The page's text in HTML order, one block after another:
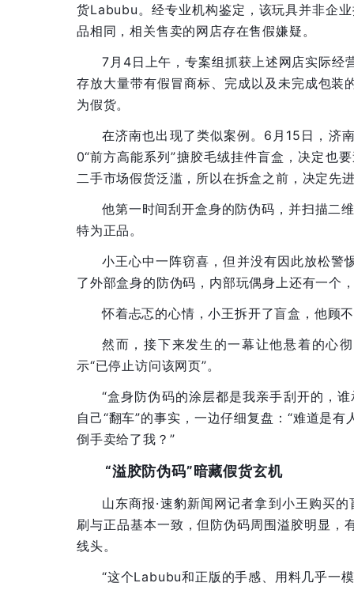
货Labubu。经专业机构鉴定，该玩具并非企
品相同，相关售卖的网店存在售假嫌疑。
7月4日上午，专案组抓获上述网店实际经
存放大量带有假冒商标、完成以及未完成包
为假货。
在济南也出现了类似案例。6月15日，济
0“前方高能系列”搪胶毛绒挂件盲盒，决定也
二手市场假货泛滥，所以在拆盒之前，决定先
他第一时间刮开盒身的防伪码，并扫描二
特为正品。
小王心中一阵窃喜，但并没有因此放松警
了外部盒身的防伪码，内部玩偶身上还有一个
怀着忐忑的心情，小王拆开了盲盒，他顾
然而，接下来发生的一幕让他悬着的心
示“已停止访问该网页”。
“盒身防伪码的涂层都是我亲手刮开的，
自己“翻车”的事实，一边仔细复盘：“难道是
倒手卖给了我？”
“溢胶防伪码”暗藏假货玄机
山东商报·速豹新闻网记者拿到小王购买
刷与正品基本一致，但防伪码周围溢胶明显
线头。
“这个Labubu和正版的手感、用料几乎一